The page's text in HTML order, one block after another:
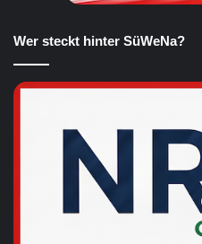
Wer steckt hinter SüWeNa?